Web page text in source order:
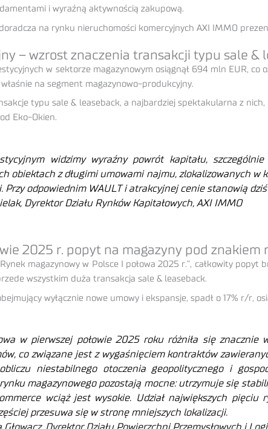
i wyraźną aktywnością zakupową.
na rynku nieruchomości komercyjnych AXI IMMO
– wzrost znaczenia transakcji typu sale &
w sektorze magazynowym osiągnął 694 mln EUR,
na segment magazynowo-produkcyjny.
typu sale & leaseback, a najbardziej spektakularna z
Eko-Okien.
widzimy wyraźny powrót kapitału,
obiektach z długimi umowami najmu, zlokalizowanych
Przy odpowiednim WAULT i atrakcyjnej cenie stanowią
Dyrektor Działu Rynków Kapitałowych, AXI IMMO
2025 r. popyt na magazyny pod znakiem
magazynowy w Polsce I połowa 2025 r.”, całkowity
wszystkim duża transakcja sale & leaseback.
wyłącznie nowe umowy i ekspansje, spadł o 17% r/r,
w pierwszej połowie 2025 roku różniła się
co związane jest z wygaśnięciem kontraktów
niestabilnego otoczenia geopolitycznego i
magazynowego pozostają mocne: utrzymuje się
wciąż jest wysokie. Udział największych
przesuwa się w stronę mniejszych lokalizacji.